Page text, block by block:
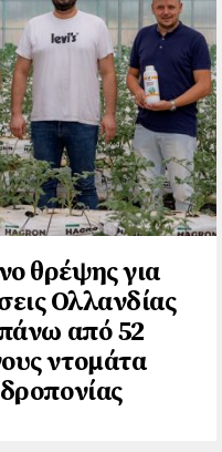
θρέψης για
Ολλανδίας
από 52
ντομάτα